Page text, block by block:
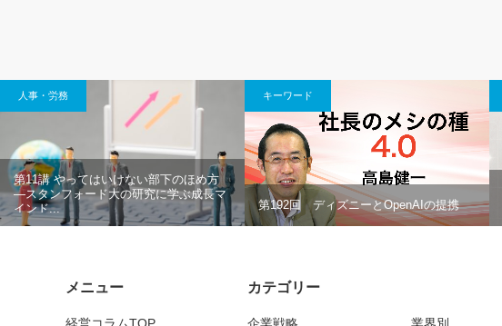
人事・労務
第11講 やってはいけない部下のほめ方
―スタンフォード大の研究に学ぶ成長マ
インド...
キーワード
第192回 ディズニーとOpenAIの提携
メニュー カテゴリー